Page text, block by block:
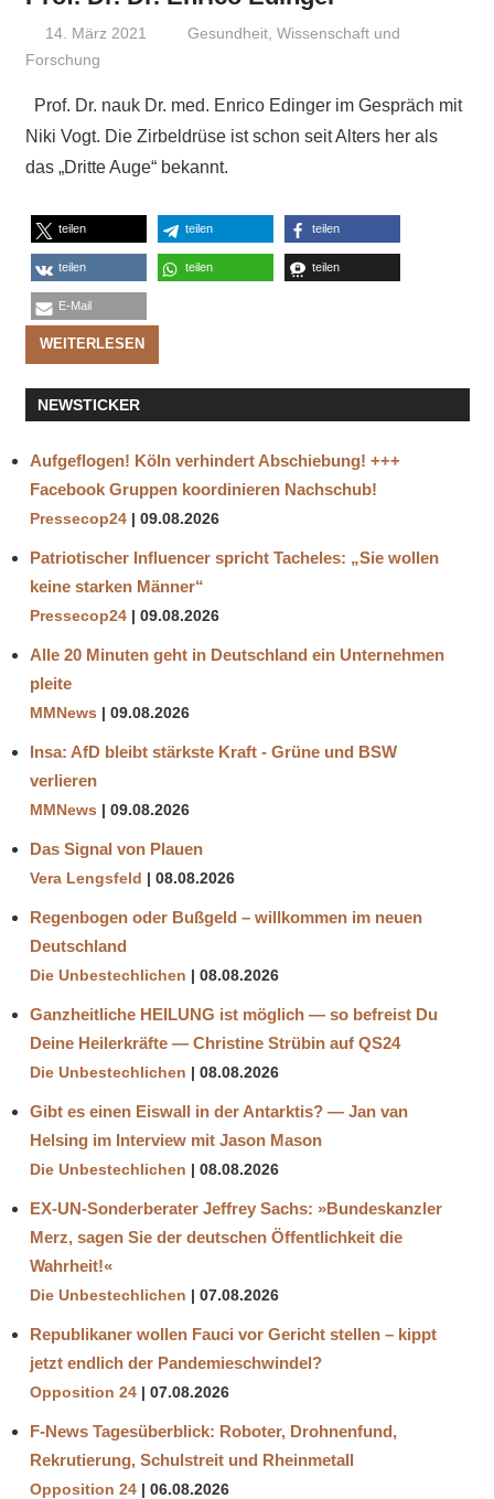
14. März 2021 Niki Vogt
Gesundheit ,Wissenschaft und
Forschung
Prof. Dr. nauk Dr. med. Enrico Edinger im Gespräch mit
Niki Vogt. Die Zirbeldrüse ist schon seit Alters her als
das „Dritte Auge“ bekannt.
teilen teilen teilen
teilen teilen teilen
E-Mail
WEITERLESEN
NEWSTICKER
Aufgeflogen! Köln verhindert Abschiebung! +++
Facebook Gruppen koordinieren Nachschub!
Pressecop24 09.08.2026
Patriotischer Influencer spricht Tacheles: „Sie wollen
keine starken Männer“
Pressecop24 09.08.2026
Alle 20 Minuten geht in Deutschland ein Unternehmen
pleite
MMNews 09.08.2026
Insa: AfD bleibt stärkste Kraft - Grüne und BSW
verlieren
MMNews 09.08.2026
Das Signal von Plauen
Vera Lengsfeld 08.08.2026
Regenbogen oder Bußgeld – willkommen im neuen
Deutschland
Die Unbestechlichen 08.08.2026
Ganzheitliche HEILUNG ist möglich — so befreist Du
Deine Heilerkräfte — Christine Strübin auf QS24
Die Unbestechlichen 08.08.2026
Gibt es einen Eiswall in der Antarktis? — Jan van
Helsing im Interview mit Jason Mason
Die Unbestechlichen 08.08.2026
EX-UN-Sonderberater Jeffrey Sachs: »Bundeskanzler
Merz, sagen Sie der deutschen Öffentlichkeit die
Wahrheit!«
Die Unbestechlichen 07.08.2026
Republikaner wollen Fauci vor Gericht stellen – kippt
jetzt endlich der Pandemieschwindel?
Opposition 24 07.08.2026
F-News Tagesüberblick: Roboter, Drohnenfund,
Rekrutierung, Schulstreit und Rheinmetall
Opposition 24 06.08.2026